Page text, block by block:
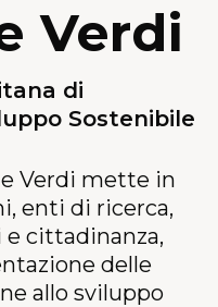
Verdi
di
Sostenibile
Verdi mette in
enti di ricerca,
e cittadinanza,
delle
allo sviluppo